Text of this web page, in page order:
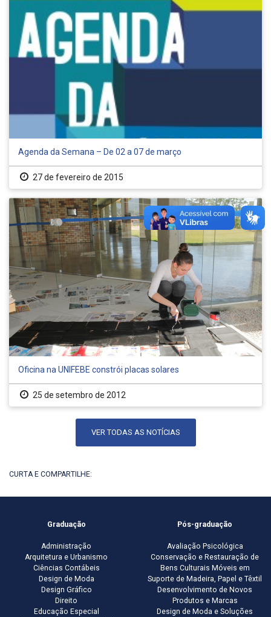
Agenda da Semana – De 02 a 07 de março
27 de fevereiro de 2015
Oficina na UNIFEBE constrói placas solares
25 de setembro de 2012
VER TODAS AS NOTÍCIAS
CURTA E COMPARTILHE:
Graduação
Administração
Arquitetura e Urbanismo
Ciências Contábeis
Design de Moda
Design Gráfico
Direito
Educação Especial
Pós-graduação
Avaliação Psicológica
Conservação e Restauração de
Bens Culturais Móveis em
Suporte de Madeira, Papel e Têxtil
Desenvolvimento de Novos
Produtos e Marcas
Design de Moda e Soluções